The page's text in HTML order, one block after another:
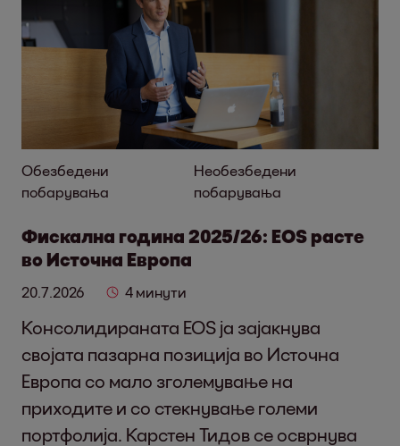
Обезбедени
побарувања
Необезбедени
побарувања
Фискална година 2025/26: EOS расте
во Источна Европа
20.7.2026 4 минути
Консолидираната EOS ја зајакнува
својата пазарна позиција во Источна
Европа со мало зголемување на
приходите и со стекнување големи
портфолија. Карстен Тидов се осврнува